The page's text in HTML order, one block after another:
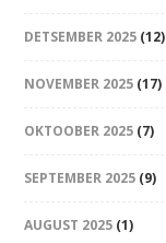
DETSEMBER 2025 (12)
NOVEMBER 2025 (17)
OKTOOBER 2025 (7)
SEPTEMBER 2025 (9)
AUGUST 2025 (1)